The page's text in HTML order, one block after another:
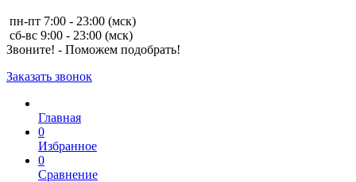
пн-пт 7:00 - 23:00 (мск)
сб-вс 9:00 - 23:00 (мск)
Звоните! - Поможем подобрать!
Заказать звонок
Главная
0
Избранное
0
Сравнение